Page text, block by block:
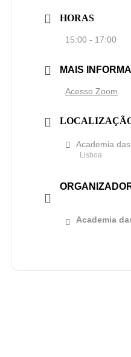
HORAS
15:00 - 17:00
MAIS
Acesso Zoom
Academia
Lisboa
Academia